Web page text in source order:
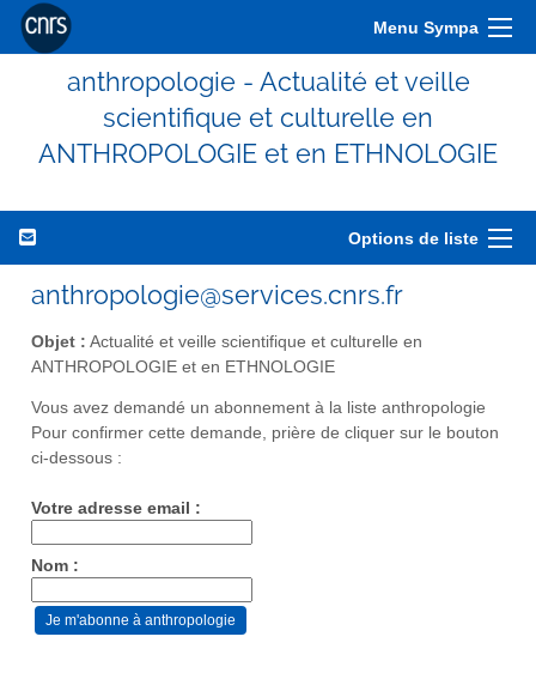
Menu Sympa
anthropologie - Actualité et veille
scientifique et culturelle en
ANTHROPOLOGIE et en ETHNOLOGIE
Options de liste
anthropologie@services.cnrs.fr
Objet : Actualité et veille scientifique et culturelle en
ANTHROPOLOGIE et en ETHNOLOGIE
Vous avez demandé un abonnement à la liste anthropologie
Pour confirmer cette demande, prière de cliquer sur le bouton
ci-dessous :
Votre adresse email :
Nom :